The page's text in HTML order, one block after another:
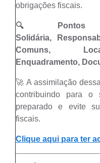
obrigações fiscais.
🔍 Pontos
Solidária,
Comuns,
Enquadramento,
🚀 A assimilação
contribuindo para o
preparado e evite
fiscais.
Clique aqui para ter